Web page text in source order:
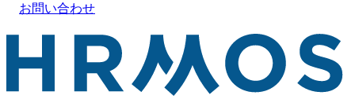
お問い合わせ